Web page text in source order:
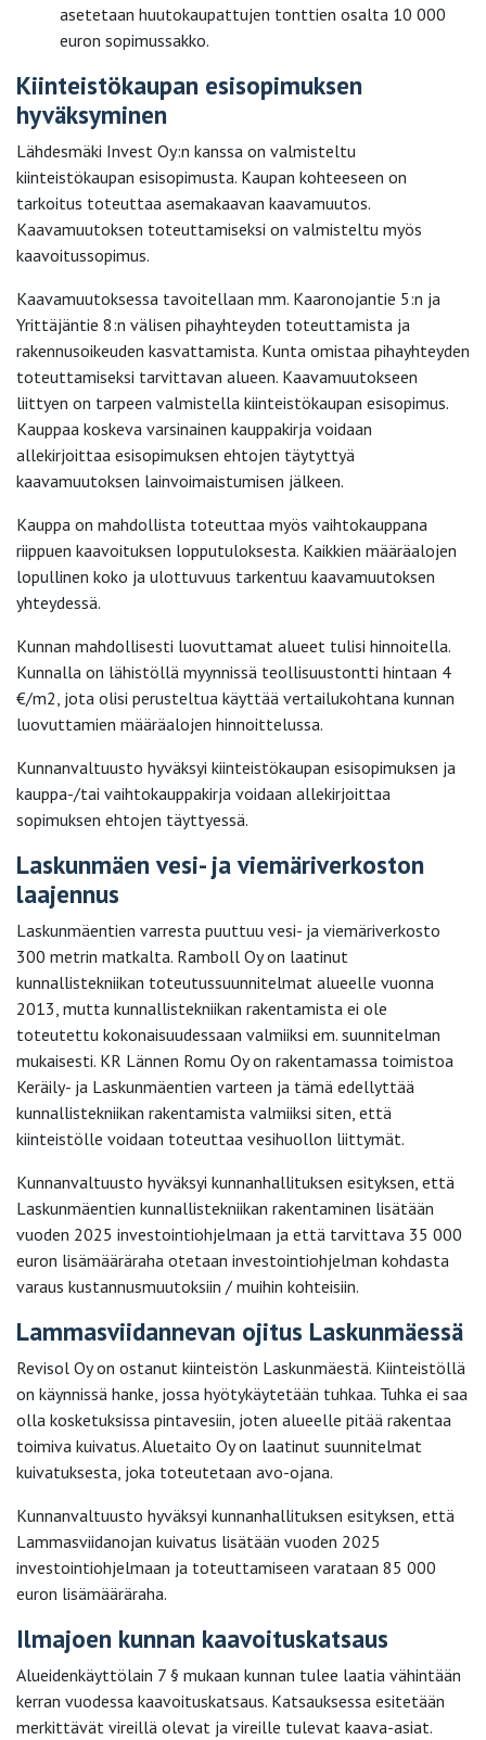
asetetaan huutokaupattujen tonttien osalta 10 000
euron sopimussakko.
Kiinteistökaupan esisopimuksen
hyväksyminen
Lähdesmäki Invest Oy:n kanssa on valmisteltu
kiinteistökaupan esisopimusta. Kaupan kohteeseen on
tarkoitus toteuttaa asemakaavan kaavamuutos.
Kaavamuutoksen toteuttamiseksi on valmisteltu myös
kaavoitussopimus.
Kaavamuutoksessa tavoitellaan mm. Kaaronojantie 5:n ja
Yrittäjäntie 8:n välisen pihayhteyden toteuttamista ja
rakennusoikeuden kasvattamista. Kunta omistaa pihayhteyden
toteuttamiseksi tarvittavan alueen. Kaavamuutokseen
liittyen on tarpeen valmistella kiinteistökaupan esisopimus.
Kauppaa koskeva varsinainen kauppakirja voidaan
allekirjoittaa esisopimuksen ehtojen täytyttyä
kaavamuutoksen lainvoimaistumisen jälkeen.
Kauppa on mahdollista toteuttaa myös vaihtokauppana
riippuen kaavoituksen lopputuloksesta. Kaikkien määräalojen
lopullinen koko ja ulottuvuus tarkentuu kaavamuutoksen
yhteydessä.
Kunnan mahdollisesti luovuttamat alueet tulisi hinnoitella.
Kunnalla on lähistöllä myynnissä teollisuustontti hintaan 4
€/m2, jota olisi perusteltua käyttää vertailukohtana kunnan
luovuttamien määräalojen hinnoittelussa.
Kunnanvaltuusto hyväksyi kiinteistökaupan esisopimuksen ja
kauppa-/tai vaihtokauppakirja voidaan allekirjoittaa
sopimuksen ehtojen täyttyessä.
Laskunmäen vesi- ja viemäriverkoston
laajennus
Laskunmäentien varresta puuttuu vesi- ja viemäriverkosto
300 metrin matkalta. Ramboll Oy on laatinut
kunnallistekniikan toteutussuunnitelmat alueelle vuonna
2013, mutta kunnallistekniikan rakentamista ei ole
toteutettu kokonaisuudessaan valmiiksi em. suunnitelman
mukaisesti. KR Lännen Romu Oy on rakentamassa toimistoa
Keräily- ja Laskunmäentien varteen ja tämä edellyttää
kunnallistekniikan rakentamista valmiiksi siten, että
kiinteistölle voidaan toteuttaa vesihuollon liittymät.
Kunnanvaltuusto hyväksyi kunnanhallituksen esityksen, että
Laskunmäentien kunnallistekniikan rakentaminen lisätään
vuoden 2025 investointiohjelmaan ja että tarvittava 35 000
euron lisämääräraha otetaan investointiohjelman kohdasta
varaus kustannusmuutoksiin / muihin kohteisiin.
Lammasviidannevan ojitus Laskunmäessä
Revisol Oy on ostanut kiinteistön Laskunmäestä. Kiinteistöllä
on käynnissä hanke, jossa hyötykäytetään tuhkaa. Tuhka ei saa
olla kosketuksissa pintavesiin, joten alueelle pitää rakentaa
toimiva kuivatus. Aluetaito Oy on laatinut suunnitelmat
kuivatuksesta, joka toteutetaan avo-ojana.
Kunnanvaltuusto hyväksyi kunnanhallituksen esityksen, että
Lammasviidanojan kuivatus lisätään vuoden 2025
investointiohjelmaan ja toteuttamiseen varataan 85 000
euron lisämääräraha.
Ilmajoen kunnan kaavoituskatsaus
Alueidenkäyttölain 7 § mukaan kunnan tulee laatia vähintään
kerran vuodessa kaavoituskatsaus. Katsauksessa esitetään
merkittävät vireillä olevat ja vireille tulevat kaava-asiat.